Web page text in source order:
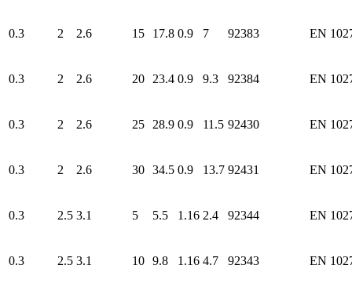
0.3 2 2.6 15 17.8 0.9 7 92383 EN
0.3 2 2.6 20 23.4 0.9 9.3 92384 EN
0.3 2 2.6 25 28.9 0.9 11.5 92430 EN
0.3 2 2.6 30 34.5 0.9 13.7 92431 EN
0.3 2.5 3.1 5 5.5 1.16 2.4 92344 EN
0.3 2.5 3.1 10 9.8 1.16 4.7 92343 EN